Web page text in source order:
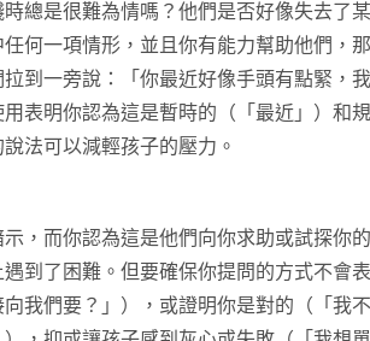
總是很難為情嗎？他們是否好像失去了
何一項情形，並且你有能力幫助他們，
到一旁說：「你最近好像手頭有點緊，
表明你認為這是暫時的（「最近」）和
法可以減輕孩子的壓力。
，而你認為這是他們向你求助或試探你
到了困難。但要確保你提問的方式不會
我們要？」），或證明你是對的（「我